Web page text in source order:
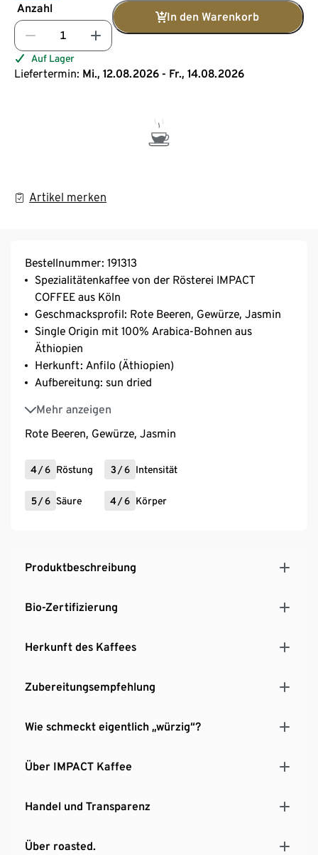
Anzahl
In den Warenkorb
Auf Lager
Liefertermin: Mi., 12.08.2026 - Fr., 14.08.2026
Artikel merken
Bestellnummer: 191313
Spezialitätenkaffee von der Rösterei IMPACT
COFFEE aus Köln
Geschmacksprofil: Rote Beeren, Gewürze, Jasmin
Single Origin mit 100% Arabica-Bohnen aus
Äthiopien
Herkunft: Anfilo (Äthiopien)
Aufbereitung: sun dried
Mehr anzeigen
Varietät: mixed heirloom
Bio-Zertifizierung, Nicht-EU-Landwirtschaft
Rote Beeren, Gewürze, Jasmin
4/6 Röstung 3 /6 Intensität
5 /6 Säure 4/6 Körper
Produktbeschreibung
Bio-Zertifizierung
Herkunft des Kaffees
Zubereitungsempfehlung
Wie schmeckt eigentlich „würzig“?
Über IMPACT Kaffee
Handel und Transparenz
Über roasted.